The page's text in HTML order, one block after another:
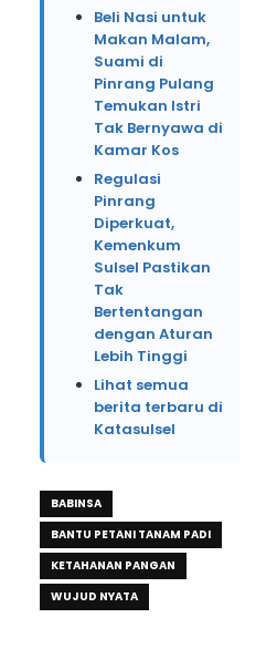
Beli Nasi untuk
Makan Malam,
Suami di
Pinrang Pulang
Temukan Istri
Tak Bernyawa di
Kamar Kos
Regulasi
Pinrang
Diperkuat,
Kemenkum
Sulsel Pastikan
Tak
Bertentangan
dengan Aturan
Lebih Tinggi
Lihat semua
berita terbaru di
Katasulsel
BABINSA
BANTU PETANI TANAM PADI
KETAHANAN PANGAN
WUJUD NYATA